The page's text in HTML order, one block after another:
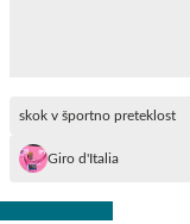
skok v športno preteklost
Giro d'Italia